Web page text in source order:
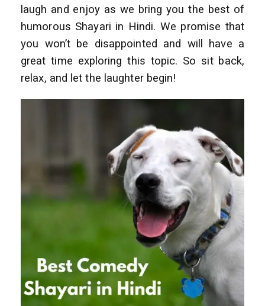
laugh and enjoy as we bring you the best of
humorous Shayari in Hindi. We promise that
you won’t be disappointed and will have a
great time exploring this topic. So sit back,
relax, and let the laughter begin!